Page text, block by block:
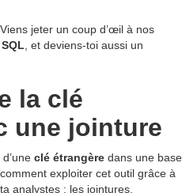
jeter un coup d’œil à nos
SQL , et deviens-toi aussi un
la clé
une jointure
clé étrangère dans une base
exploiter cet outil grâce à
analystes : les jointures.